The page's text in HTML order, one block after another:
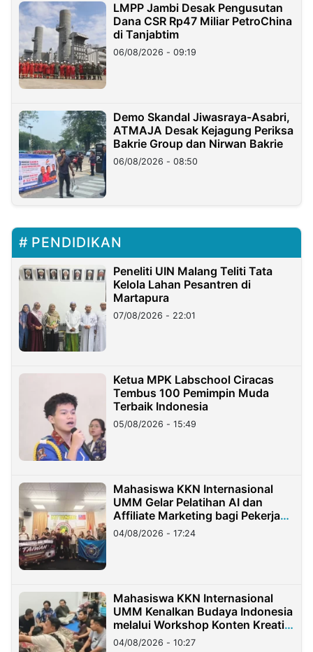
LMPP Jambi Desak Pengusutan
Dana CSR Rp47 Miliar PetroChina
di Tanjabtim
06/08/2026 - 09:19
Demo Skandal Jiwasraya-Asabri,
ATMAJA Desak Kejagung Periksa
Bakrie Group dan Nirwan Bakrie
06/08/2026 - 08:50
PENDIDIKAN
Peneliti UIN Malang Teliti Tata
Kelola Lahan Pesantren di
Martapura
07/08/2026 - 22:01
Ketua MPK Labschool Ciracas
Tembus 100 Pemimpin Muda
Terbaik Indonesia
05/08/2026 - 15:49
Mahasiswa KKN Internasional
UMM Gelar Pelatihan AI dan
Affiliate Marketing bagi Pekerja
Migran Indonesia di Taiwan
04/08/2026 - 17:24
Mahasiswa KKN Internasional
UMM Kenalkan Budaya Indonesia
melalui Workshop Konten Kreatif
di Taiwan
04/08/2026 - 10:27